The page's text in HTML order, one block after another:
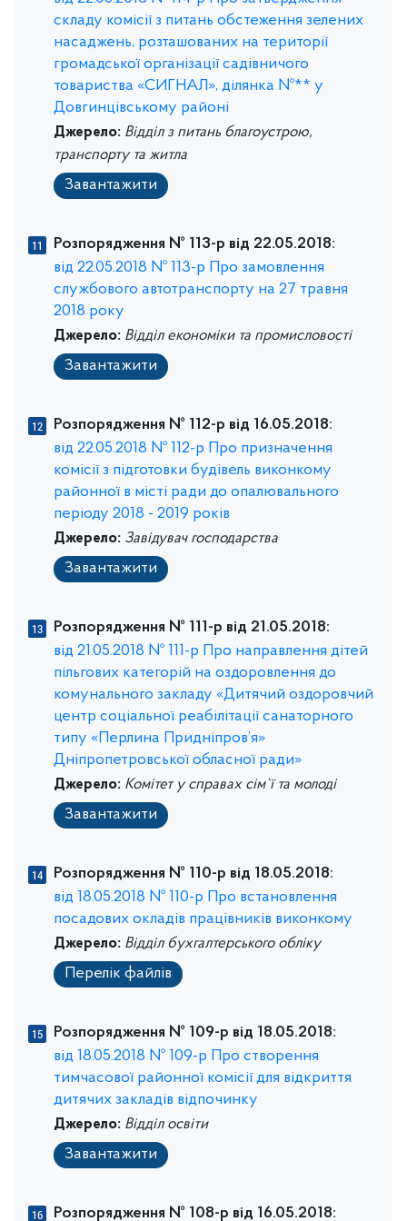
складу комісії з питань обстеження зелених
насаджень, розташованих на території
громадської організації садівничого
товариства «СИГНАЛ», ділянка №** у
Довгинцівському районі
Джерело: Відділ з питань благоустрою,
транспорту та житла
Завантажити
Розпорядження № 113-р від 22.05.2018:
від 22.05.2018 № 113-р Про замовлення
службового автотранспорту на 27 травня
2018 року
Джерело: Відділ економіки та промисловості
Завантажити
Розпорядження № 112-р від 16.05.2018:
від 22.05.2018 № 112-р Про призначення
комісії з підготовки будівель виконкому
районної в місті ради до опалювального
періоду 2018 - 2019 років
Джерело: Завідувач господарства
Завантажити
Розпорядження № 111-р від 21.05.2018:
від 21.05.2018 № 111-р Про направлення дітей
пільгових категорій на оздоровлення до
комунального закладу «Дитячий оздоровчий
центр соціальної реабілітації санаторного
типу «Перлина Придніпров’я»
Дніпропетровської обласної ради»
Джерело: Комітет у справах сім`ї та молоді
Завантажити
Розпорядження № 110-р від 18.05.2018:
від 18.05.2018 № 110-р Про встановлення
посадових окладів працівників виконкому
Джерело: Відділ бухгалтерського обліку
Перелік файлів
Розпорядження № 109-р від 18.05.2018:
від 18.05.2018 № 109-р Про створення
тимчасової районної комісії для відкриття
дитячих закладів відпочинку
Джерело: Відділ освіти
Завантажити
Розпорядження № 108-р від 16.05.2018: